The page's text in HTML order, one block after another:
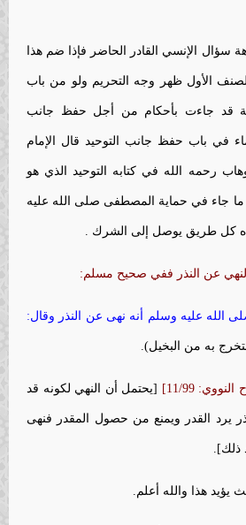
سؤال الإنسي القادر الحاضر فإذا ضم هذا
الأول ظهر وجه التحريم ولو من باب
قد جاءت بأحكام من أجل حفظ جانب
في باب حفظ جانب التوحيد قال الإمام
رحمه الله في كتابه التوحيد الذي هو
ما جاء في حماية المصطفى صلى الله عليه
كل طريق يوصل إلى الشرك .
عن النذر ففي صحيح مسلم:
الله عليه وسلم أنه نهى عن النذر وقال:
به من البخيل).
11/99] [يحتمل أن النهي لكونه قد
يرد القدر ويمنع من حصول المقدر فنهى
ذلك].
يؤيد هذا والله أعلم.